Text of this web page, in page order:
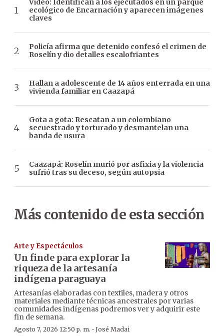
Video: Identifican a los ejecutados en un parque
ecológico de Encarnación y aparecen imágenes
claves
Policía afirma que detenido confesó el crimen de
Roselín y dio detalles escalofriantes
Hallan a adolescente de 14 años enterrada en una
vivienda familiar en Caazapá
Gota a gota: Rescatan a un colombiano
secuestrado y torturado y desmantelan una
banda de usura
Caazapá: Roselín murió por asfixia y la violencia
sufrió tras su deceso, según autopsia
Más contenido de esta sección
Arte y Espectáculos
Un finde para explorar la
riqueza de la artesanía
indígena paraguaya
Artesanías elaboradas con textiles, madera y otros
materiales mediante técnicas ancestrales por varias
comunidades indígenas podremos ver y adquirir este
fin de semana.
Agosto 7, 2026 12:50 p. m. · José Madai